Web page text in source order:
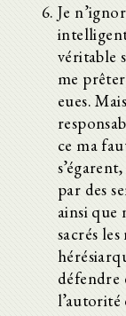
Je
véritable
me
eues.
ce ma
par des
ainsi que
sacrés
défendre